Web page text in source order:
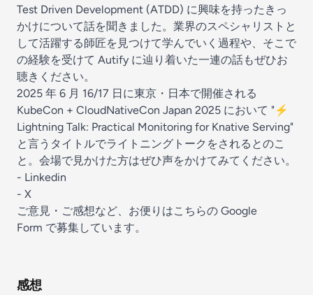
Test Driven Development (ATDD) に興味を持ったきっ
かけについて話を聞きました。業界のスペシャリストと
して活躍する師匠を見つけて学んでいく過程や、そこで
の経験を受けて Autify に辿り着いた一連の話もぜひお
聴きください。
2025 年 6 月 16/17 日に東京・日本で開催される
KubeCon + CloudNativeCon Japan 2025 において "⚡
Lightning Talk: Practical Monitoring for Knative Serving"
と言うタイトルでライトニングトークをされるとのこ
と。会場で見かけた方はぜひ声をかけてみてください。
- Linkedin
- X
ご意見・ご感想など、お便りはこちらの ⁠⁠⁠⁠⁠⁠⁠⁠ ⁠⁠⁠Google
Form⁠⁠⁠⁠⁠⁠⁠⁠⁠⁠⁠ で募集しています。
感想